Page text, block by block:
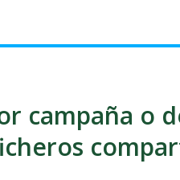
campaña o